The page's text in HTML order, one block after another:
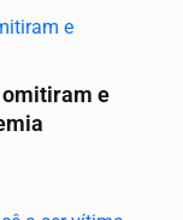
omitiram e